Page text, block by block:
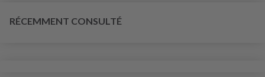
RÉCEMMENT CONSULTÉ